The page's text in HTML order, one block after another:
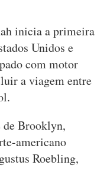
inicia a primeira
Unidos e
com motor
a viagem entre
de Brooklyn,
americano
Roebling,